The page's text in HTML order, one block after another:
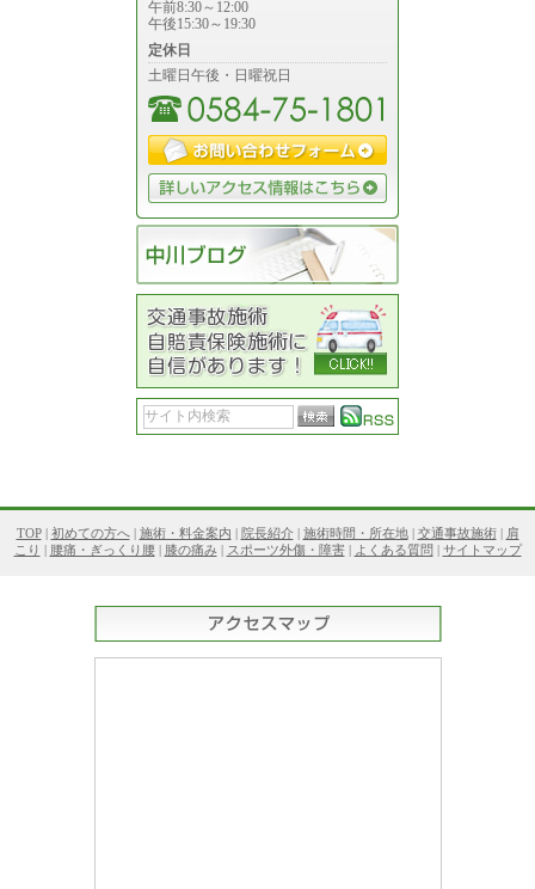
午前8:30～12:00
午後15:30～19:30
定休日
土曜日午後・日曜祝日
TOP| 初めての方へ| 施術・料金案内 | 院長紹介| 施術時間・所在地| 交通事故施術| 肩
こり | 腰痛・ぎっくり腰| 膝の痛み| スポーツ外傷・障害| よくある質問 | サイトマップ